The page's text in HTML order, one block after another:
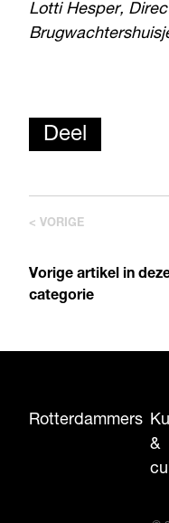
Lotti Hesper,
Deel
< VORIGE
Vorige artikel in
categorie
Rotterdammers
&